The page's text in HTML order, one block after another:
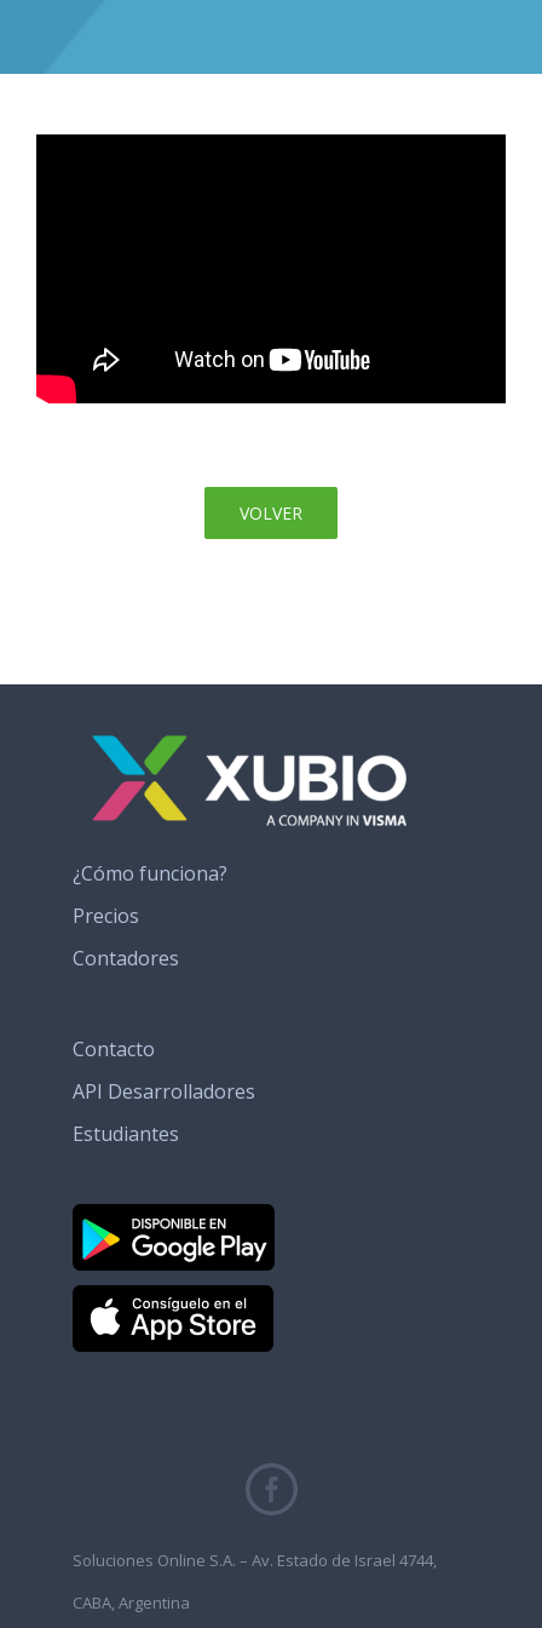
VOLVER
¿Cómo funciona?
Precios
Contadores
Contacto
API Desarrolladores
Estudiantes
Soluciones Online S.A. – Av. Estado de Israel 4744,
CABA, Argentina